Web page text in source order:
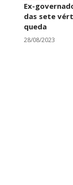
Ex-
das sete
queda
28/08/2023